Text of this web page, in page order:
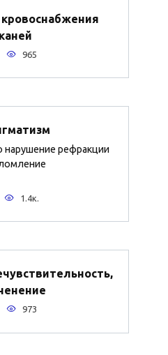
965
нарушение рефракции
1.4к.
973